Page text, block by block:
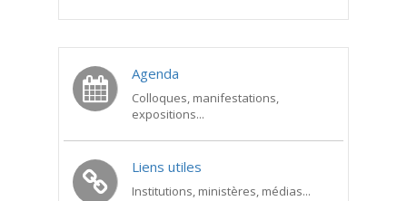
Agenda
Colloques, manifestations,
expositions...
Liens utiles
Institutions, ministères, médias...